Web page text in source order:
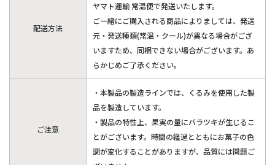
配送方法
ヤマト運輸 常温便で発送いたします。
ご一緒にご購入される商品によりましては、発送
元・発送種類(常温・クール)が異なる場合がござ
いますため、同梱できない場合がございます。あ
らかじめご了承ください。
ご注意
・本製品の製造ラインでは、くるみを使用した製
品を製造しています。
・製品の特性上、果実の量にバラツキが生じるこ
とがございます。時間の経過とともにお菓子の色
調が変化することがありますが、品質には問題ご